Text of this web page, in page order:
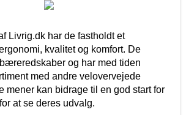
Livrig.dk har de fastholdt et
kvalitet og komfort. De
og har med tiden
med andre velovervejede
mener kan bidrage til en god start for
at se deres udvalg.